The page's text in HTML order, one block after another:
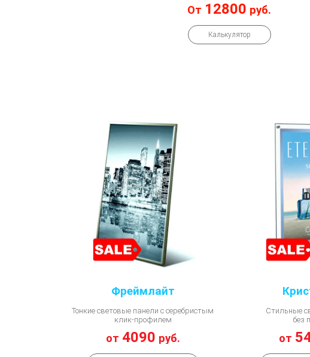
От 12800 руб.
Калькулятор
Фреймлайт
Тонкие световые панели с серебристым
клик-профилем
от 4090 руб.
Стильные
без
от